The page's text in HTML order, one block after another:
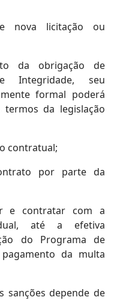
nova licitação ou
da obrigação de
Integridade, seu
formal poderá
termos da legislação
contratual;
por parte da
e contratar com a
até a efetiva
do Programa de
da multa
sanções depende de